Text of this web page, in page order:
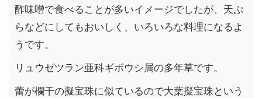
酢味噌で食べることが多いイメージでしたが、天ぷ
らなどにしてもおいしく、いろいろな料理になるよ
うです。
リュウゼツラン亜科ギボウシ属の多年草です。
蕾が欄干の擬宝珠に似ているので大葉擬宝珠という